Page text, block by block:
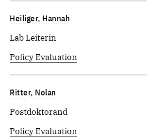
Heiliger, Hannah
Lab Leiterin
Policy Evaluation
Ritter, Nolan
Postdoktorand
Policy Evaluation